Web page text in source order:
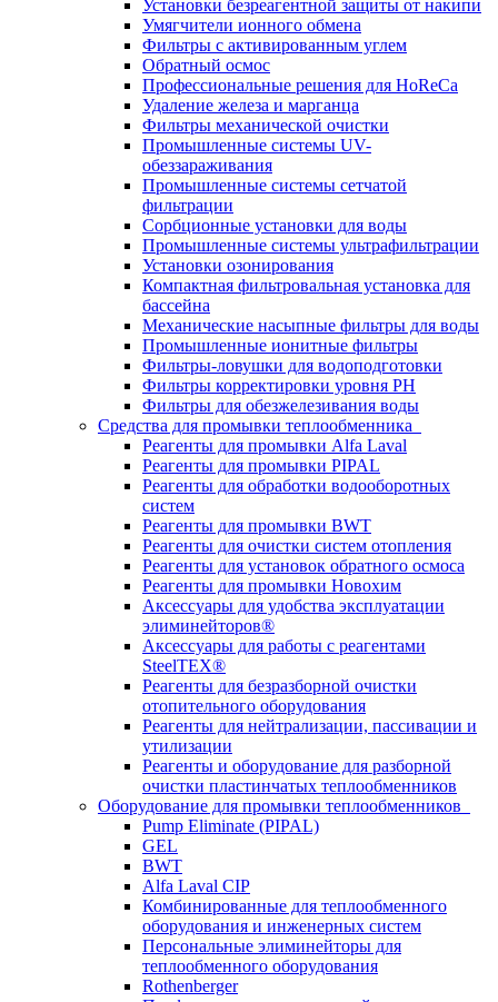
Установки безреагентной защиты от накипи
Умягчители ионного обмена
Фильтры с активированным углем
Обратный осмос
Профессиональные решения для HoReCa
Удаление железа и марганца
Фильтры механической очистки
Промышленные системы UV-
обеззараживания
Промышленные системы сетчатой
фильтрации
Сорбционные установки для воды
Промышленные системы ультрафильтрации
Установки озонирования
Компактная фильтровальная установка для
бассейна
Механические насыпные фильтры для воды
Промышленные ионитные фильтры
Фильтры-ловушки для водоподготовки
Фильтры корректировки уровня PH
Фильтры для обезжелезивания воды
Средства для промывки теплообменника
Реагенты для промывки Alfa Laval
Реагенты для промывки PIPAL
Реагенты для обработки водооборотных
систем
Реагенты для промывки BWT
Реагенты для очистки систем отопления
Реагенты для установок обратного осмоса
Реагенты для промывки Новохим
Аксессуары для удобства эксплуатации
элиминейторов®
Аксессуары для работы с реагентами
SteelTEX®
Реагенты для безразборной очистки
отопительного оборудования
Реагенты для нейтрализации, пассивации и
утилизации
Реагенты и оборудование для разборной
очистки пластинчатых теплообменников
Оборудование для промывки теплообменников
Pump Eliminate (PIPAL)
GEL
BWT
Alfa Laval CIP
Комбинированные для теплообменного
оборудования и инженерных систем
Персональные элиминейторы для
теплообменного оборудования
Rothenberger